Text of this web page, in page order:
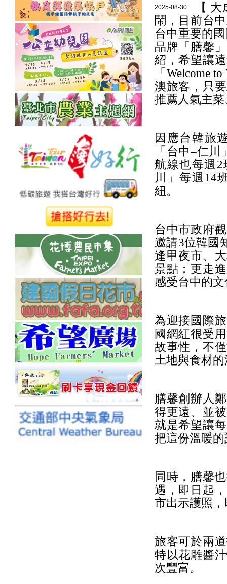
2025-08-30
【
鬧，目前台
台中重要的
品牌「膳馨
紹，希望讓
「Welcome
澳旅客，只
推薦人氣主
因應台韓旅
「台中–仁
航線也每週
川」每週14
紐。
台中市政府
邀請3位韓國
逢甲夜市、
景點；更走
感受台中的
為迎接國際
國網紅很受
故事性，不
土地與食材
膳馨創辦人
得更遠、並
就是希望讓
把這份溫暖
同時，膳馨
遇，即日起
市出示護照
旅客可於兩
特以花雕醬
次豐富。